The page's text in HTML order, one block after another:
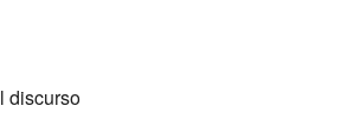
discurso